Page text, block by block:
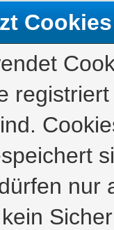
Cookies
nur